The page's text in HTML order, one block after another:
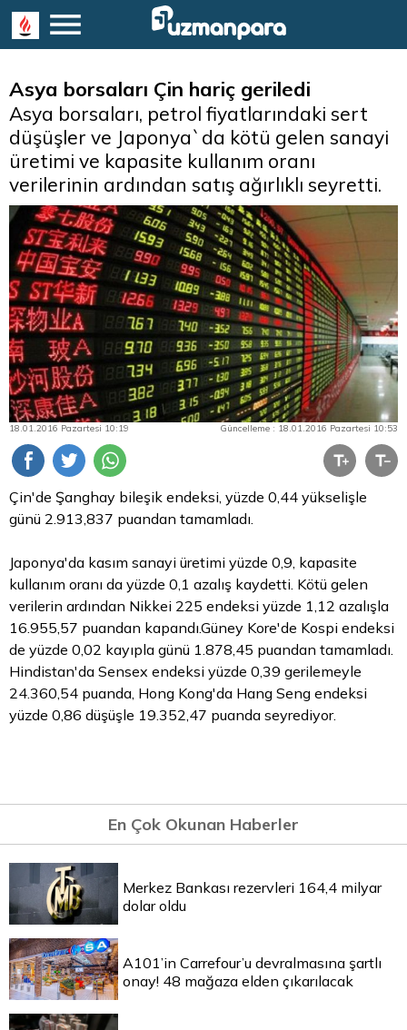
Asya borsaları Çin hariç geriledi
Asya borsaları, petrol fiyatlarındaki sert
düşüşler ve Japonya`da kötü gelen sanayi
üretimi ve kapasite kullanım oranı
verilerinin ardından satış ağırlıklı seyretti.
18.01.2016 Pazartesi 10:19 Güncelleme : 18.01.2016 Pazartesi 10:53
Çin'de Şanghay bileşik endeksi, yüzde 0,44 yükselişle
günü 2.913,837 puandan tamamladı.
Japonya'da kasım sanayi üretimi yüzde 0,9, kapasite
kullanım oranı da yüzde 0,1 azalış kaydetti. Kötü gelen
verilerin ardından Nikkei 225 endeksi yüzde 1,12 azalışla
16.955,57 puandan kapandı.Güney Kore'de Kospi endeksi
de yüzde 0,02 kayıpla günü 1.878,45 puandan tamamladı.
Hindistan'da Sensex endeksi yüzde 0,39 gerilemeyle
24.360,54 puanda, Hong Kong'da Hang Seng endeksi
yüzde 0,86 düşüşle 19.352,47 puanda seyrediyor.
En Çok Okunan Haberler
Merkez Bankası rezervleri 164,4 milyar
dolar oldu
A101’in Carrefour’u devralmasına şartlı
onay! 48 mağaza elden çıkarılacak